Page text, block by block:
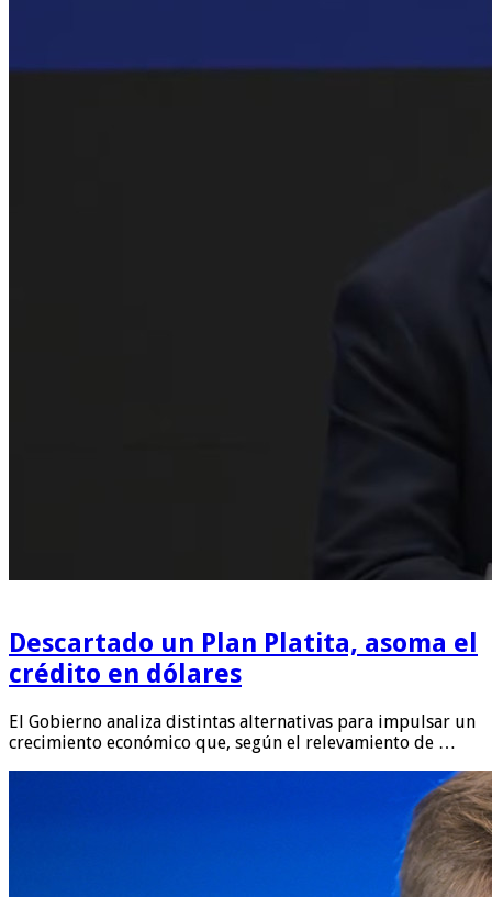
Descartado un Plan Platita, asoma el
crédito en dólares
El Gobierno analiza distintas alternativas para impulsar un
crecimiento económico que, según el relevamiento de …